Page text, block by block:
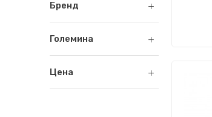
Бренд
Големина
Цена